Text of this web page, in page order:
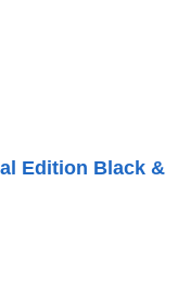
Edition Black &